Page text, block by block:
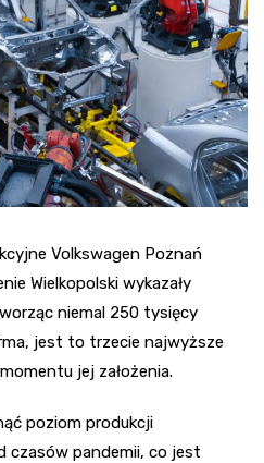
Volkswagen Poznań
Wielkopolski wykazały
niemal 250 tysięcy
jest to trzecie najwyższe
jej założenia.
poziom produkcji
czasów pandemii, co jest